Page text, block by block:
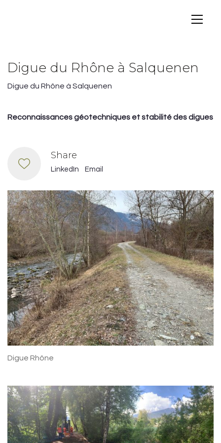
Digue du Rhône à Salquenen
Digue du Rhône à Salquenen
Reconnaissances géotechniques et stabilité des digues
Share
LinkedIn Email
Digue Rhône